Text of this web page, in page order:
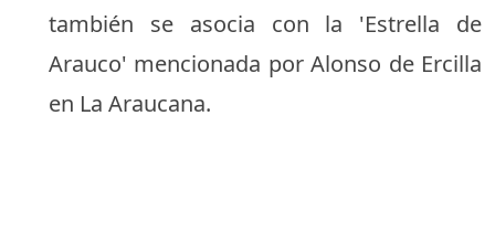
también se asocia con la 'Estrella de
Arauco' mencionada por Alonso de Ercilla
en La Araucana.